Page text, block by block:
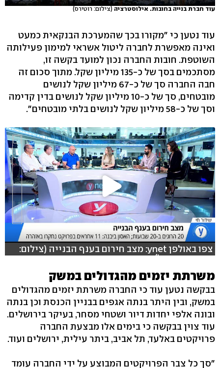
עוד חברת בנייה בחובות. אילוסטרציה (צילום: רוטירס)
עוד נטען כי "מקורו בכך שהמערכת הבנקאית כמעט
ואינה מאפשרת לחברה ליטול אשראי למימון פעילותה
השוטפת. חובות החברה נכון למועד בקשה זו,
מסתכמים בסך של כ-135 מיליון שקל. מתוך סכום זה
חבה החברה סך של כ-67 מיליון שקל לנושים
מובטחים, סך של כ-10 מיליון שקל לנושים בדין קדימה
וסך של כ-58 מיליון שקל לנושים בלתי מובטחים".
צפו באולפן ynet: מצב חירום בענף הבנייה (צילום:
אורי דבידוביץ')
משרתת יזמים מהגדולים במשק
בבקשה נטען עוד כי החברה משרתת יזמים מהגדולים
במשק, ובין היתר בנתה אגפים בבניין הכנסת וכן בנתה
ובונה אלפי יחדות דיור ושטחי מסחר, בעיקר בירושלים.
עוד צוין בבקשה כי בימים אלו מבצעת החברה
פרויקטים באלעד, תל אביב, ביתר עילית, ירושלים ועוד.
"סך כל צבר הפרויקטים המבוצע על ידי החברה עומד